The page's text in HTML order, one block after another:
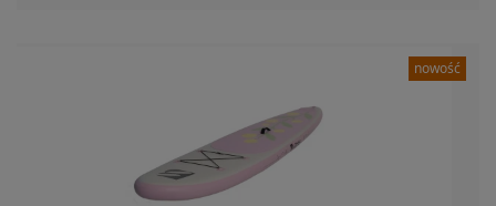
nowość